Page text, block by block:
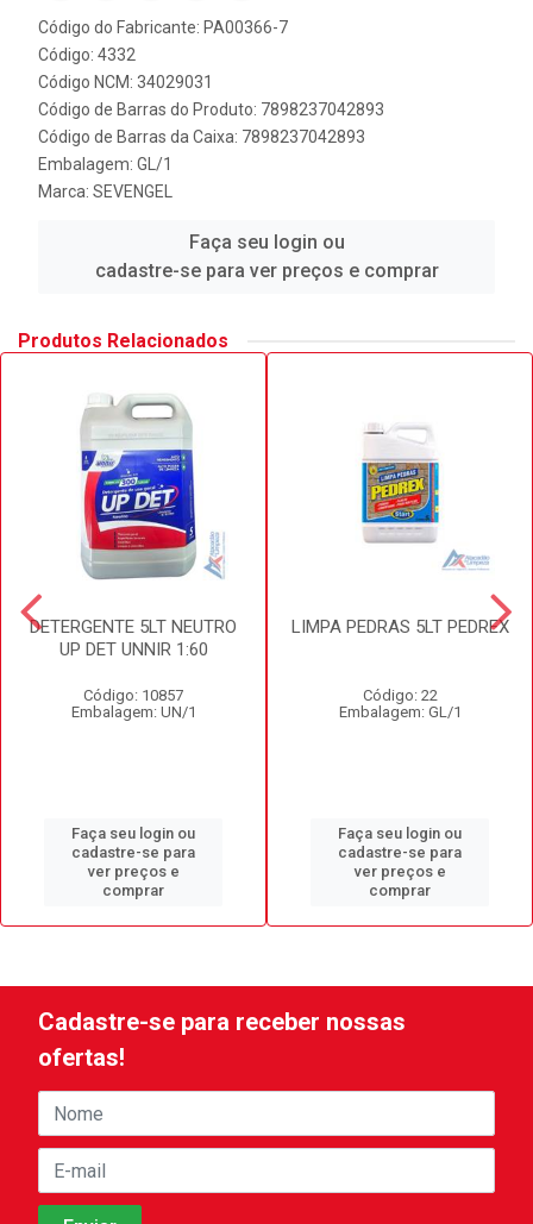
Código do Fabricante: PA00366-7
Código: 4332
Código NCM: 34029031
Código de Barras do Produto: 7898237042893
Código de Barras da Caixa: 7898237042893
Embalagem: GL/1
Marca: SEVENGEL
Faça seu login ou
cadastre-se para ver preços e comprar
Produtos Relacionados
DETERGENTE 5LT NEUTRO
UP DET UNNIR 1:60
Código: 10857
Embalagem: UN/1
Faça seu login ou
cadastre-se para
ver preços e
comprar
LIMPA PEDRAS 5LT PEDREX
Código: 22
Embalagem: GL/1
Faça seu login ou
cadastre-se para
ver preços e
comprar
Cadastre-se para receber nossas
ofertas!